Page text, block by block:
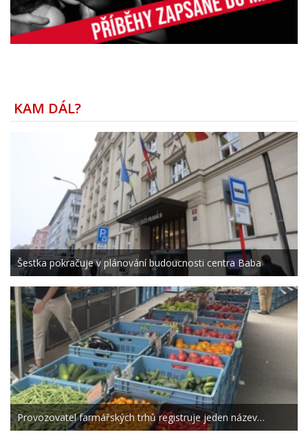
KAM DÁL?
Šestka pokračuje v plánování budoucnosti centra Baba
Provozovatel farmářských trhů registruje jeden název…